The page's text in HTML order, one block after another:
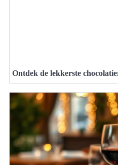
Ontdek de lekkerste